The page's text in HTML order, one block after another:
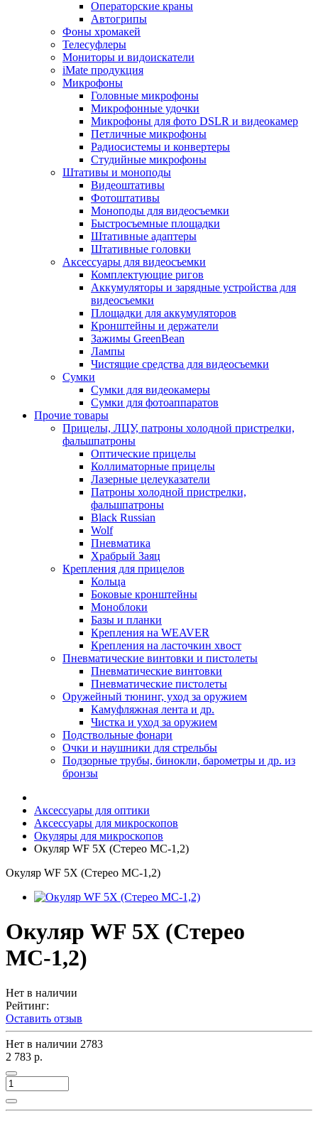
Операторские краны
Автогрипы
Фоны хромакей
Телесуфлеры
Мониторы и видоискатели
iMate продукция
Микрофоны
Головные микрофоны
Микрофонные удочки
Микрофоны для фото DSLR и видеокамер
Петличные микрофоны
Радиосистемы и конвертеры
Студийные микрофоны
Штативы и моноподы
Видеоштативы
Фотоштативы
Моноподы для видеосъемки
Быстросъемные площадки
Штативные адаптеры
Штативные головки
Аксессуары для видеосъемки
Комплектующие ригов
Аккумуляторы и зарядные устройства для
видеосъемки
Площадки для аккумуляторов
Кронштейны и держатели
Зажимы GreenBean
Лампы
Чистящие средства для видеосъемки
Сумки
Сумки для видеокамеры
Сумки для фотоаппаратов
Прочие товары
Прицелы, ЛЦУ, патроны холодной пристрелки,
фальшпатроны
Оптические прицелы
Коллиматорные прицелы
Лазерные целеуказатели
Патроны холодной пристрелки,
фальшпатроны
Black Russian
Wolf
Пневматика
Храбрый Заяц
Крепления для прицелов
Кольца
Боковые кронштейны
Моноблоки
Базы и планки
Крепления на WEAVER
Крепления на ласточкин хвост
Пневматические винтовки и пистолеты
Пневматические винтовки
Пневматические пистолеты
Оружейный тюнинг, уход за оружием
Камуфляжная лента и др.
Чистка и уход за оружием
Подствольные фонари
Очки и наушники для стрельбы
Подзорные трубы, бинокли, барометры и др. из
бронзы
Аксессуары для оптики
Аксессуары для микроскопов
Окуляры для микроскопов
Окуляр WF 5X (Стерео МС-1,2)
Окуляр WF 5X (Стерео МС-1,2)
Окуляр WF 5X (Стерео
МС-1,2)
Нет в наличии
Рейтинг:
Оставить отзыв
Нет в наличии 2783
2 783 р.